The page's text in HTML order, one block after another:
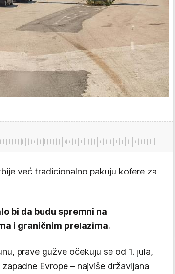
već tradicionalno pakuju kofere za
bi da budu spremni na
i graničnim prelazima.
prave gužve očekuju se od 1. jula,
Evrope – najviše državljana